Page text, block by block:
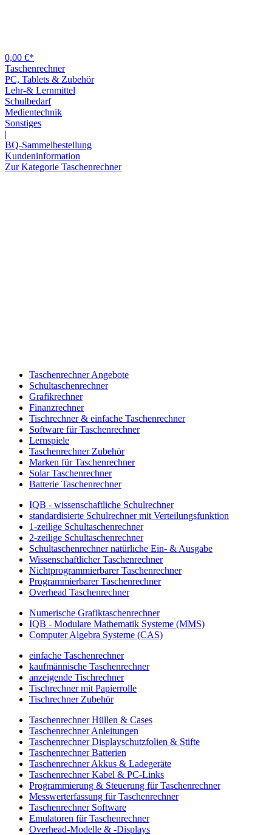
0,00 €*
Taschenrechner
PC, Tablets & Zubehör
Lehr-& Lernmittel
Schulbedarf
Medientechnik
Sonstiges
|
BQ-Sammelbestellung
Kundeninformation
Zur Kategorie Taschenrechner
Taschenrechner Angebote
Schultaschenrechner
Grafikrechner
Finanzrechner
Tischrechner & einfache Taschenrechner
Software für Taschenrechner
Lernspiele
Taschenrechner Zubehör
Marken für Taschenrechner
Solar Taschenrechner
Batterie Taschenrechner
IQB - wissenschaftliche Schulrechner
standardisierte Schulrechner mit Verteilungsfunktion
1-zeilige Schultaschenrechner
2-zeilige Schultaschenrechner
Schultaschenrechner natürliche Ein- & Ausgabe
Wissenschaftlicher Taschenrechner
Nichtprogrammierbarer Taschenrechner
Programmierbarer Taschenrechner
Overhead Taschenrechner
Numerische Grafiktaschenrechner
IQB - Modulare Mathematik Systeme (MMS)
Computer Algebra Systeme (CAS)
einfache Taschenrechner
kaufmännische Taschenrechner
anzeigende Tischrechner
Tischrechner mit Papierrolle
Tischrechner Zubehör
Taschenrechner Hüllen & Cases
Taschenrechner Anleitungen
Taschenrechner Displayschutzfolien & Stifte
Taschenrechner Batterien
Taschenrechner Akkus & Ladegeräte
Taschenrechner Kabel & PC-Links
Programmierung & Steuerung für Taschenrechner
Messwerterfassung für Taschenrechner
Taschenrechner Software
Emulatoren für Taschenrechner
Overhead-Modelle & -Displays